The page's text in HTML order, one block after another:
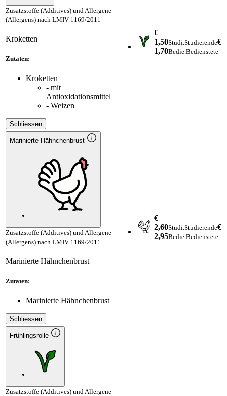
Zusatzstoffe (Additives) und Allergene
(Allergens) nach LMIV 1169/2011
Kroketten
Zutaten:
Kroketten
- mit
Antioxidationsmittel
- Weizen
Schliessen
€
1,50Studi. Studierende€
1,70Bedie. Bedienstete
Marinierte Hähnchenbrust
Zusatzstoffe (Additives) und Allergene
(Allergens) nach LMIV 1169/2011
Marinierte Hähnchenbrust
Zutaten:
Marinierte Hähnchenbrust
Schliessen
€
2,60Studi. Studierende€
2,95Bedie. Bedienstete
Frühlingsrolle
Zusatzstoffe (Additives) und Allergene